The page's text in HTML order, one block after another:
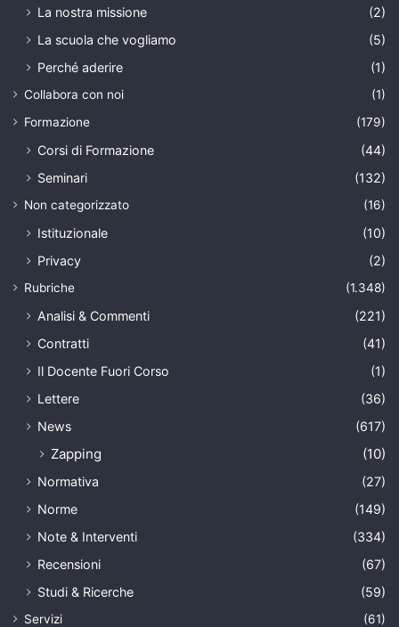
La nostra missione
(2)
La scuola che vogliamo
(5)
Perché aderire
(1)
Collabora con noi
(1)
Formazione
(179)
Corsi di Formazione
(44)
Seminari
(132)
Non categorizzato (16)
Istituzionale
(10)
Privacy
(2)
Rubriche (1.348)
Analisi & Commenti
(221)
Contratti
(41)
Il Docente Fuori Corso
(1)
Lettere
(36)
News
(617)
Zapping (10)
Normativa
(27)
Norme
(149)
Note & Interventi
(334)
Recensioni
(67)
Studi & Ricerche
(59)
Servizi (61)